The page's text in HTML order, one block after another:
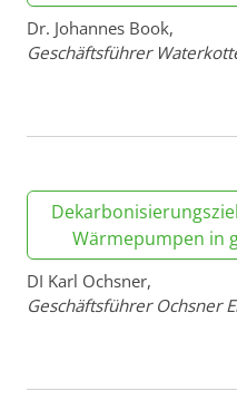
Dr. Johannes Book,
Geschäftsführer
Wärmepumpen in
DI Karl Ochsner,
Geschäftsführer Ochsner